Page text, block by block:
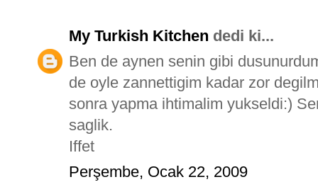
My Turkish Kitchen dedi ki...
Ben de aynen senin gibi
de oyle zannettigim kadar zor
sonra yapma ihtimalim yukseldi:)
saglik.
Iffet
Perşembe, Ocak 22, 2009